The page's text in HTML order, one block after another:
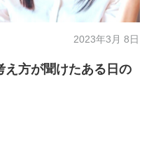
2023年3月 8日
え方が聞けたある日の